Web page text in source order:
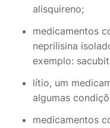
alisquireno;
medicamentos
neprilisina
exemplo:
lítio, um
algumas
medicamentos